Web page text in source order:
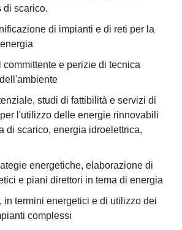
di scarico.
di impianti e di reti per la
e perizie di tecnica
studi di fattibilità e servizi di
l'utilizzo delle energie rinnovabili
di scarico, energia idroelettrica,
energetiche, elaborazione di
e piani direttori in tema di energia
in termini energetici e di utilizzo dei
complessi